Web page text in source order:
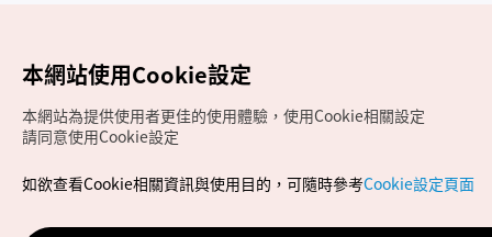
Copyrights (c) 韓國觀光公社版權所有
如有相關疑問或建議，歡迎來信至官方信箱
本網站使用Cookie設定
本網站為提供使用者更佳的使用體驗，使用Cookie相關設定
請同意使用Cookie設定
如欲查看Cookie相關資訊與使用目的，可隨時參考Cookie設定頁面